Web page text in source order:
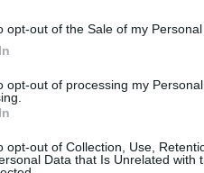
opt-out of the Sale of my Personal
opt-out of processing my
opt-out of Collection, Use,
Data that Is Unrelated with
Aleix Espargaró: A